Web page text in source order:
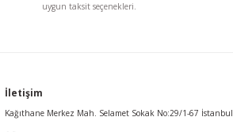
uygun taksit seçenekleri.
İletişim
Kağıthane Merkez Mah. Selamet Sokak No:29/1-67 İstanbul